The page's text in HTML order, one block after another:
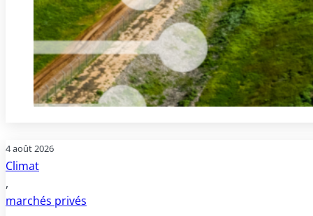
4 août 2026
Climat
,
marchés privés